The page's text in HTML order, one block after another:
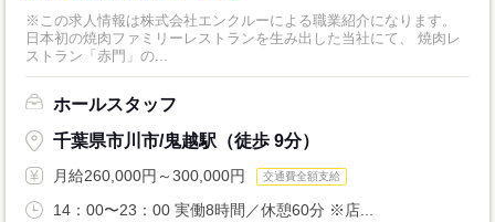
※この求人情報は株式会社エンクルーによる職業紹介になります。
日本初の焼肉ファミリーレストランを生み出した当社にて、 焼肉レ
ストラン「赤門」の...
ホールスタッフ
千葉県市川市/鬼越駅（徒歩 9分）
月給260,000円～300,000円 交通費全額支給
14：00〜23：00 実働8時間／休憩60分 ※店...